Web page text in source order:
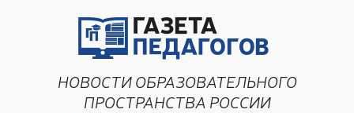
НОВОСТИ ОБРАЗОВАТЕЛЬНОГО
ПРОСТРАНСТВА РОССИИ